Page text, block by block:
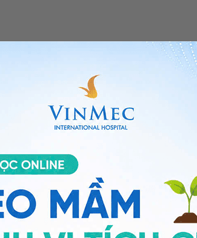
bị rối loạn: kinh ít, kinh thưa hoặc rong kin...
stress, căng thẳng kéo dài, sinh hoạt
giấc... Do đó, bạn nên thay đổi lối sống
giờ, gạt bỏ những stress trong cuộc sống.
thăm khám bác sĩ chuyên khoa để được
viện thuộcHệ thống Y tế Vinmecđể
và gửi câu hỏi đến Vinmec. Chúc bạn có